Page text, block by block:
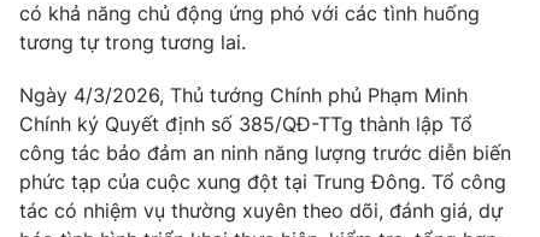
có khả năng chủ động ứng phó với các tình huống
tương tự trong tương lai.
Ngày 4/3/2026, Thủ tướng Chính phủ Phạm Minh
Chính ký Quyết định số 385/QĐ-TTg thành lập Tổ
công tác bảo đảm an ninh năng lượng trước diễn biến
phức tạp của cuộc xung đột tại Trung Đông. Tổ công
tác có nhiệm vụ thường xuyên theo dõi, đánh giá, dự